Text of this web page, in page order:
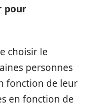
pour
choisir le
personnes
fonction de leur
en fonction de